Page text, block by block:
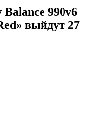
Balance 990v6
выйдут 27